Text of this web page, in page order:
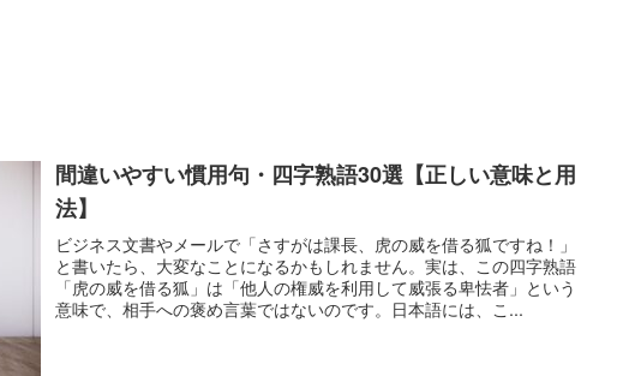
間違いやすい慣用句・四字熟語30選【正しい意味と用
法】
ビジネス文書やメールで「さすがは課長、虎の威を借る狐ですね！」
と書いたら、大変なことになるかもしれません。実は、この四字熟語
「虎の威を借る狐」は「他人の権威を利用して威張る卑怯者」という
意味で、相手への褒め言葉ではないのです。日本語には、こ...